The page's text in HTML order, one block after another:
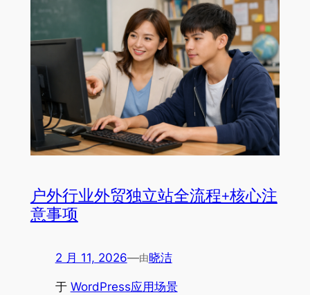
户外行业外贸独立站全流程+核心注
意事项
2 月 11, 2026—由晓洁
于 WordPress应用场景